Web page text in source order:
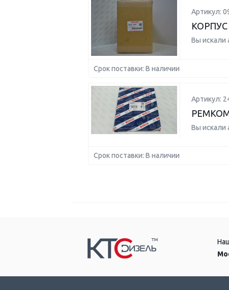
Артикул:
Вы искали
Срок поставки: В наличии
Артикул:
Вы искали
Срок поставки: В наличии